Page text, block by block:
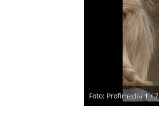
Foto: Profimedia 1 / 7